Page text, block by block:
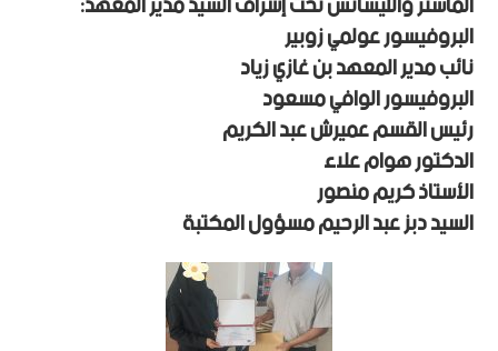
البروفيسور عولمي زوبير
نائب مدير المعهد بن غازي زياد
البروفيسور الوافي مسعود
رئيس القسم عميرش عبد الكريم
الدكتور هوام علاء
الأستاذ كريم منصور
السيد دبز عبد الرحيم مسؤول المكتبة